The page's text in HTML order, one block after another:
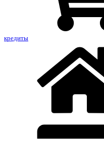
кредиты